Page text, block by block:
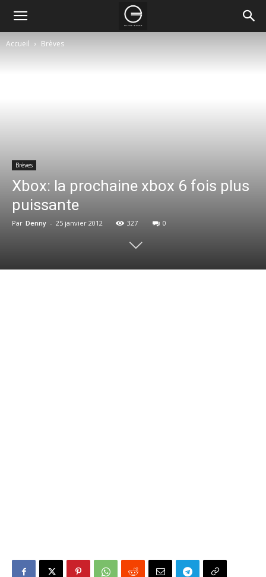
Accueil Brèves
Brèves
Xbox: la prochaine xbox 6 fois plus
puissante
Par Denny - 25 janvier 2012 327 0